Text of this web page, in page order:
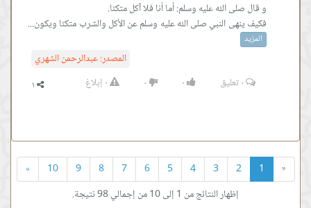
فكيف ينهى النبي صلى الله عليه وسلم عن الأكل والشرب متكئا ويكون...
المزيد
المصدر:عبدالرحمن الشهري
٠تعليق ٠ ٠ ٠ إبلاغ
«
1
2
3
4
5
6
7
8
9
10
»
إظهار النتائج من 1 إلى 10 من إجمالي 98 نتيجة.